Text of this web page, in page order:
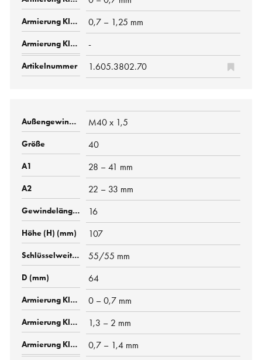
0,7 – 1,25 mm
-
1.605.3802.70
M40 x 1,5
40
28 – 41 mm
22 – 33 mm
16
107
55/55 mm
64
0 – 0,7 mm
1,3 – 2 mm
0,7 – 1,4 mm